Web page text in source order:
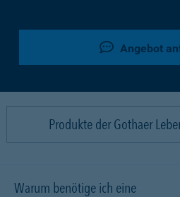
Angebot
Produkte der Gothaer
Warum benötige ich eine